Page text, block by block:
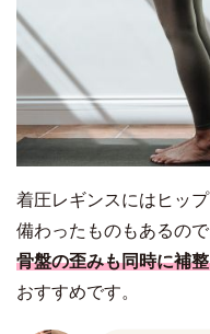
着圧レギンスにはヒッ
備わったものもあるので
骨盤の歪みも同時に補
おすすめです。